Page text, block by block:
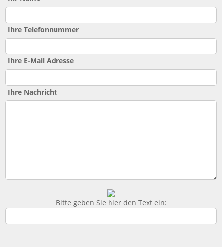
Ihre Telefonnummer
Ihre E-Mail Adresse
Ihre Nachricht
Bitte geben Sie hier den Text ein: